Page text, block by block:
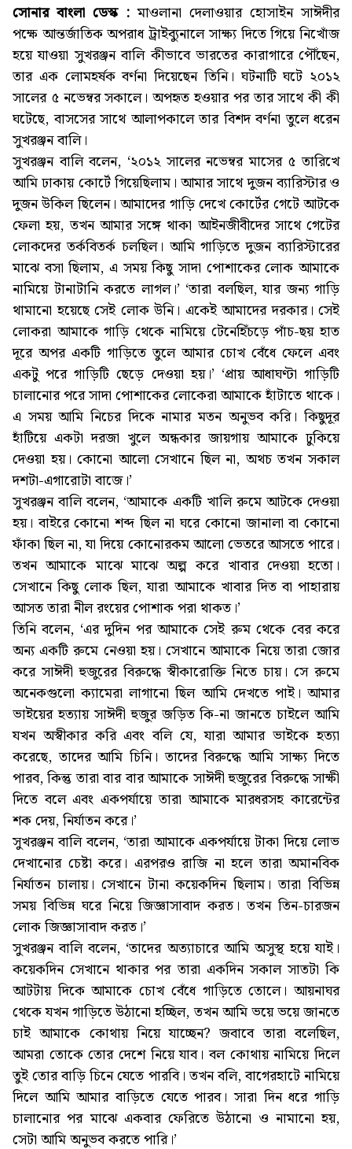
সোনার বাংলা ডেস্ক : মাওলানা দেলাওয়ার হোসাইন সাঈদীর
পক্ষে আন্তর্জাতিক অপরাধ ট্রাইব্যুনালে সাক্ষ্য দিতে গিয়ে নিখোঁজ
হয়ে যাওয়া সুখরঞ্জন বালি কীভাবে ভারতের কারাগারে পৌঁছেন,
তার এক লোমহর্ষক বর্ণনা দিয়েছেন তিনি। ঘটনাটি ঘটে ২০১২
সালের ৫ নভেম্বর সকালে। অপহৃত হওয়ার পর তার সাথে কী কী
ঘটেছে, বাসসের সাথে আলাপকালে তার বিশদ বর্ণনা তুলে ধরেন
সুখরঞ্জন বালি।
সুখরঞ্জন বালি বলেন, ‘২০১২ সালের নভেম্বর মাসের ৫ তারিখে
আমি ঢাকায় কোর্টে গিয়েছিলাম। আমার সাথে দুজন ব্যারিস্টার ও
দুজন উকিল ছিলেন। আমাদের গাড়ি দেখে কোর্টের গেটে আটকে
ফেলা হয়, তখন আমার সঙ্গে থাকা আইনজীবীদের সাথে গেটের
লোকদের তর্কবিতর্ক চলছিল। আমি গাড়িতে দুজন ব্যারিস্টারের
মাঝে বসা ছিলাম, এ সময় কিছু সাদা পোশাকের লোক আমাকে
নামিয়ে টানাটানি করতে লাগল।’ ‘তারা বলছিল, যার জন্য গাড়ি
থামানো হয়েছে সেই লোক উনি। একেই আমাদের দরকার। সেই
লোকরা আমাকে গাড়ি থেকে নামিয়ে টেনেহিঁচড়ে পাঁচ-ছয় হাত
দূরে অপর একটি গাড়িতে তুলে আমার চোখ বেঁধে ফেলে এবং
একটু পরে গাড়িটি ছেড়ে দেওয়া হয়।’ ‘প্রায় আধাঘণ্টা গাড়িটি
চালানোর পরে সাদা পোশাকের লোকেরা আমাকে হাঁটাতে থাকে।
এ সময় আমি নিচের দিকে নামার মতন অনুভব করি। কিছুদূর
হাঁটিয়ে একটা দরজা খুলে অন্ধকার জায়গায় আমাকে ঢুকিয়ে
দেওয়া হয়। কোনো আলো সেখানে ছিল না, অথচ তখন সকাল
দশটা-এগারোটা বাজে।’
সুখরঞ্জন বালি বলেন, ‘আমাকে একটি খালি রুমে আটকে দেওয়া
হয়। বাইরে কোনো শব্দ ছিল না ঘরে কোনো জানালা বা কোনো
ফাঁকা ছিল না, যা দিয়ে কোনোরকম আলো ভেতরে আসতে পারে।
তখন আমাকে মাঝে মাঝে অল্প করে খাবার দেওয়া হতো।
সেখানে কিছু লোক ছিল, যারা আমাকে খাবার দিত বা পাহারায়
আসত তারা নীল রংয়ের পোশাক পরা থাকত।’
তিনি বলেন, ‘এর দুদিন পর আমাকে সেই রুম থেকে বের করে
অন্য একটি রুমে নেওয়া হয়। সেখানে আমাকে নিয়ে তারা জোর
করে সাঈদী হুজুরের বিরুদ্ধে স্বীকারোক্তি নিতে চায়। সে রুমে
অনেকগুলো ক্যামেরা লাগানো ছিল আমি দেখতে পাই। আমার
ভাইয়ের হত্যায় সাঈদী হুজুর জড়িত কি-না জানতে চাইলে আমি
যখন অস্বীকার করি এবং বলি যে, যারা আমার ভাইকে হত্যা
করেছে, তাদের আমি চিনি। তাদের বিরুদ্ধে আমি সাক্ষ্য দিতে
পারব, কিন্তু তারা বার বার আমাকে সাঈদী হুজুরের বিরুদ্ধে সাক্ষী
দিতে বলে এবং একপর্যায়ে তারা আমাকে মারধরসহ কারেন্টের
শক দেয়, নির্যাতন করে।’
সুখরঞ্জন বালি বলেন, ‘তারা আমাকে একপর্যায়ে টাকা দিয়ে লোভ
দেখানোর চেষ্টা করে। এরপরও রাজি না হলে তারা অমানবিক
নির্যাতন চালায়। সেখানে টানা কয়েকদিন ছিলাম। তারা বিভিন্ন
সময় বিভিন্ন ঘরে নিয়ে জিজ্ঞাসাবাদ করত। তখন তিন-চারজন
লোক জিজ্ঞাসাবাদ করত।’
সুখরঞ্জন বালি বলেন, ‘তাদের অত্যাচারে আমি অসুস্থ হয়ে যাই।
কয়েকদিন সেখানে থাকার পর তারা একদিন সকাল সাতটা কি
আটটায় দিকে আমাকে চোখ বেঁধে গাড়িতে তোলে। আয়নাঘর
থেকে যখন গাড়িতে উঠানো হচ্ছিল, তখন আমি ভয়ে ভয়ে জানতে
চাই আমাকে কোথায় নিয়ে যাচ্ছেন? জবাবে তারা বলেছিল,
আমরা তোকে তোর দেশে নিয়ে যাব। বল কোথায় নামিয়ে দিলে
তুই তোর বাড়ি চিনে যেতে পারবি। তখন বলি, বাগেরহাটে নামিয়ে
দিলে আমি আমার বাড়িতে যেতে পারব। সারা দিন ধরে গাড়ি
চালানোর পর মাঝে একবার ফেরিতে উঠানো ও নামানো হয়,
সেটা আমি অনুভব করতে পারি।’